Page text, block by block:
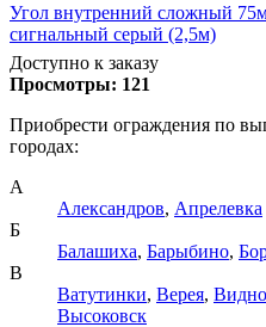
Угол внутренний сложный
сигнальный серый (2,5м)
Доступно к заказу
Просмотры: 121
Приобрести ограждения по
городах:
А
Александров, Апрелевка
Б
Балашиха, Барыбино,
В
Ватутинки, Верея,
Высоковск